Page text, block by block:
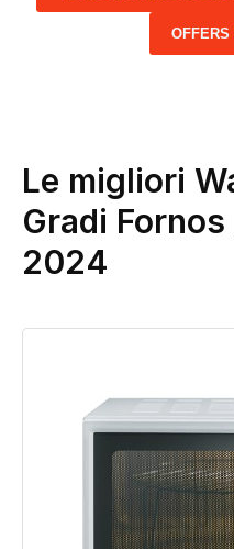
OFFERS
Le migliori
Gradi
2024